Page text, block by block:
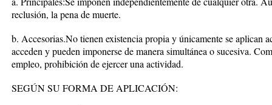
reclusión, la pena de muerte.
b. Accesorias.No tienen existencia propia y únicamente se aplican
acceden y pueden imponerse de manera simultánea o sucesiva.
empleo, prohibición de ejercer una actividad.
SEGÚN SU FORMA DE APLICACIÓN: